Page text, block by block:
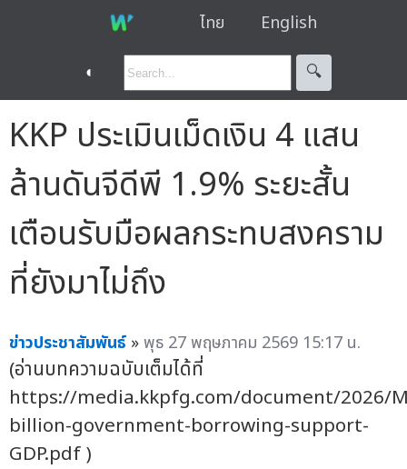
ไทย English
◐ 🔍︎
KKP ประเมินเม็ดเงิน 4 แสน
ล้านดันจีดีพี 1.9% ระยะสั้น
เตือนรับมือผลกระทบสงคราม
ที่ยังมาไม่ถึง
ข่าวประชาสัมพันธ์ »พุธ 27 พฤษภาคม 2569 15:17 น.
(อ่านบทความฉบับเต็มได้ที่
https://media.kkpfg.com/document/2026/
billion-government-borrowing-support-
GDP.pdf )